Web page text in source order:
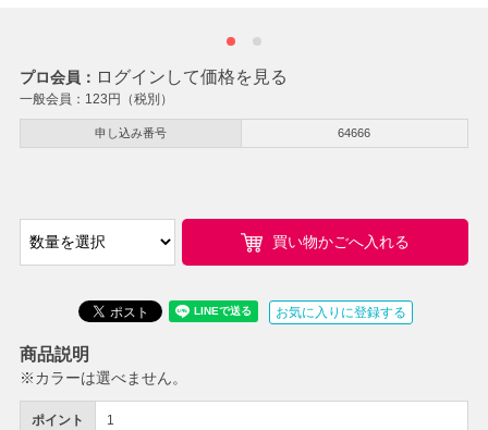
プロ会員： ログインして価格を見る
一般会員： 123 円（税別）
申し込み番号 64666
ポイント 1
買い物かごへ入れる
お気に入りに登録する
商品説明
※カラーは選べません。